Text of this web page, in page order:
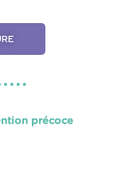
précoce